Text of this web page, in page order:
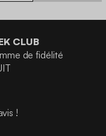
CLUB
de fidélité
!